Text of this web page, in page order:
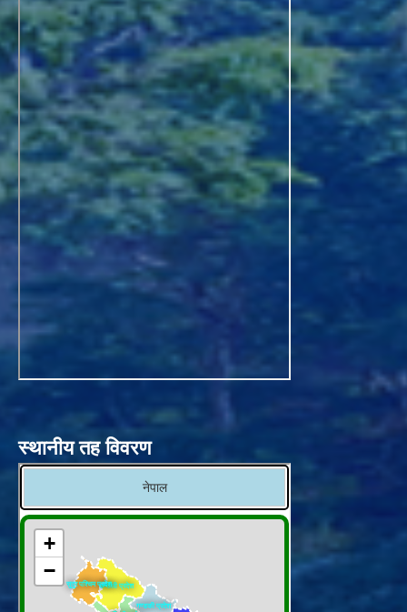
स्थानीय तह विवरण